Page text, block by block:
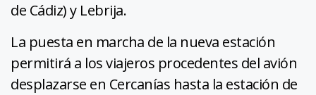
de Cádiz) y Lebrija.
La puesta en marcha de la nueva estación
permitirá a los viajeros procedentes del avión
desplazarse en Cercanías hasta la estación de